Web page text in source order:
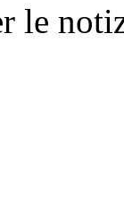
le